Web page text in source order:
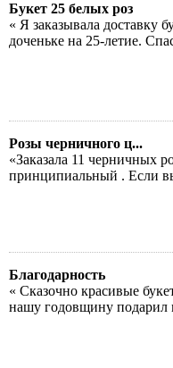
Букет 25 белых роз
« Я заказывала доставку
доченьке на 25-летие.
Розы черничного ц...
«Заказала 11 черничных
принципиальный . Если
Благодарность
« Сказочно красивые
нашу годовщину подарил